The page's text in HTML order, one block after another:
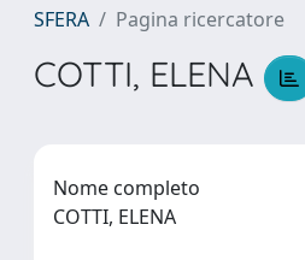
SFERA Pagina ricercatore
COTTI, ELENA
Nome completo
COTTI, ELENA